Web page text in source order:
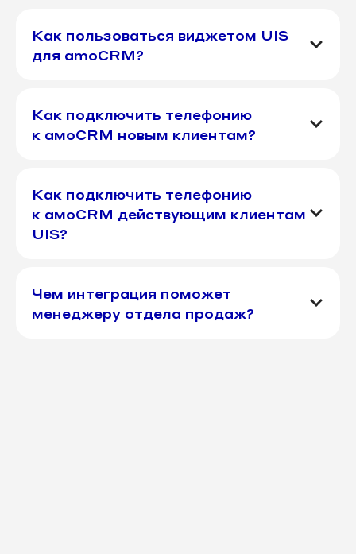
Как пользоваться виджетом UIS
для amoCRM?
Как подключить телефонию
к aмоСRМ новым клиентам?
Как подключить телефонию
к aмоСRМ действующим клиентам
UIS?
Чем интеграция поможет
менеджеру отдела продаж?